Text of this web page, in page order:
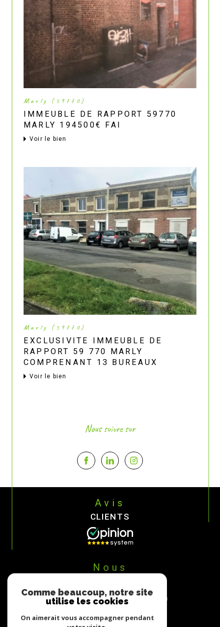
Marly (59770)
IMMEUBLE DE RAPPORT 59770
MARLY 194500€ FAI
voir le bien
Marly (59770)
EXCLUSIVITE IMMEUBLE DE
RAPPORT 59 770 MARLY
COMPRENANT 13 BUREAUX
voir le bien
Nous suivre sur
Avis
CLIENTS
Nous
Comme beaucoup, notre site
utilise les cookies
On aimerait vous accompagner pendant